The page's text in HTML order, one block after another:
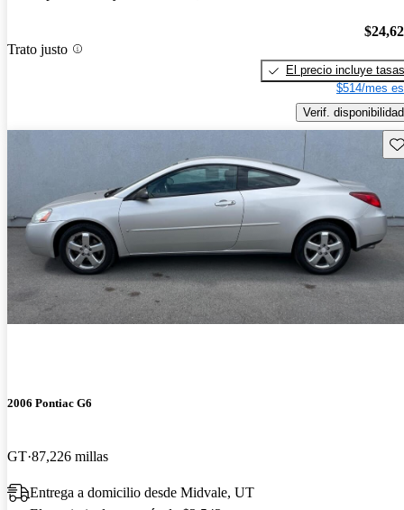
Trato justo
El precio incluye tasas
$514/mes
Verif. disponibilidad
2006 Pontiac G6
GT 87,226 millas
Entrega a domicilio desde Midvale, UT